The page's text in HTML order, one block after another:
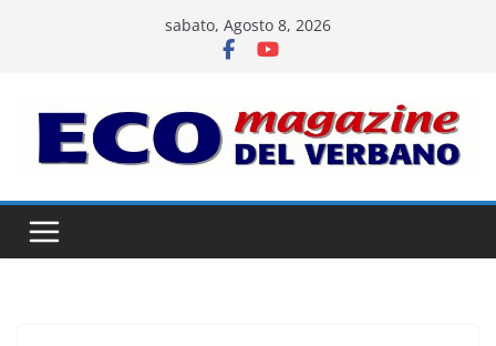
sabato, Agosto 8, 2026